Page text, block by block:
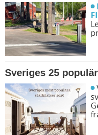
Sveriges 25
Vilka ställplatser är